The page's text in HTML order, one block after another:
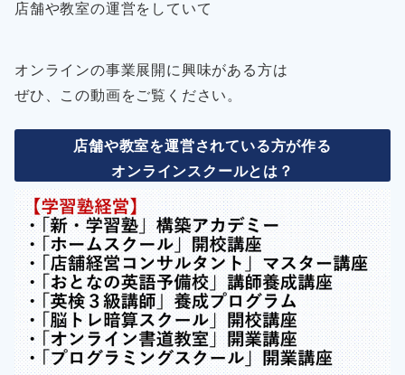
店舗や教室の運営をしていて
オンラインの事業展開に興味がある方は
ぜひ、この動画をご覧ください。
店舗や教室を運営されている方が作る
オンラインスクールとは？